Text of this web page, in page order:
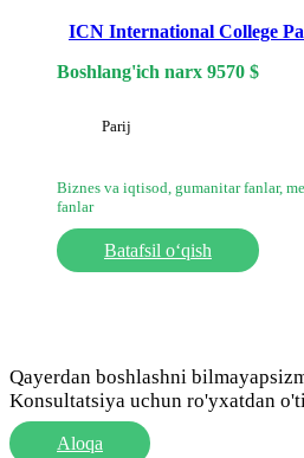
ICN International College
Boshlang'ich narx 9570 $
Parij
Biznes va iqtisod, gumanitar fanlar,
fanlar
Batafsil o‘qish
Qayerdan boshlashni
Konsultatsiya uchun ro'yxatdan
Aloqa